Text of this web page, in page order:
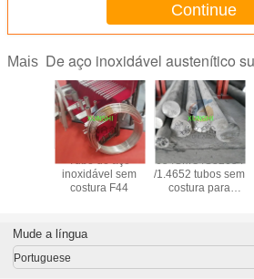
Continue
Mais De aço inoxidável austenítico
da
Tubo de aço
inoxidável sem
costura F44
654SMO /S32654
/1.4652 tubos sem
costura para
Mude a língua
Portuguese